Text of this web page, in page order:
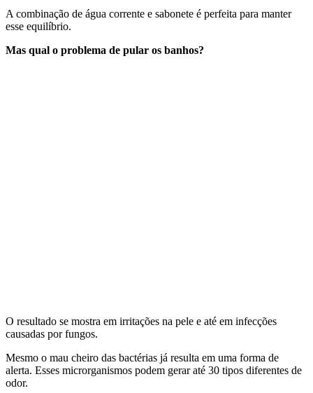
A combinação de água corrente e sabonete é perfeita para manter
esse equilíbrio.
Mas qual o problema de pular os banhos?
O resultado se mostra em irritações na pele e até em infecções
causadas por fungos.
Mesmo o mau cheiro das bactérias já resulta em uma forma de
alerta. Esses microrganismos podem gerar até 30 tipos diferentes de
odor.